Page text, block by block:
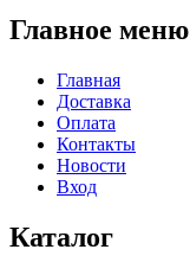
Главное меню
Главная
Доставка
Оплата
Контакты
Новости
Вход
Каталог